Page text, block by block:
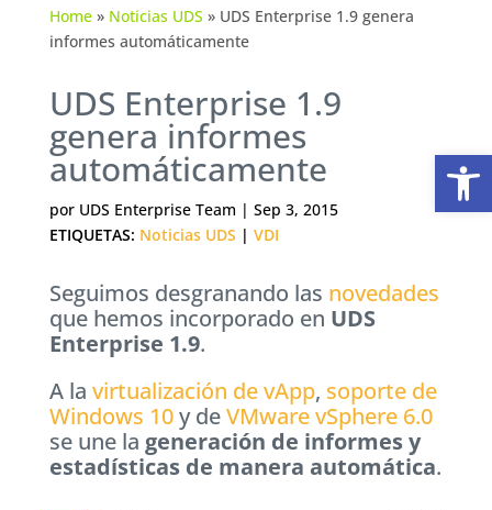
Home» Noticias UDS » UDS Enterprise 1.9 genera
informes automáticamente
UDS Enterprise 1.9
genera informes
automáticamente
por UDS Enterprise Team | Sep 3, 2015
ETIQUETAS: Noticias UDS | VDI
Seguimos desgranando las novedades
que hemos incorporado en UDS
Enterprise 1.9.
A la virtualización de vApp, soporte de
Windows 10y deVMware vSphere 6.0
se une la generación de informes y
estadísticas de manera automática.